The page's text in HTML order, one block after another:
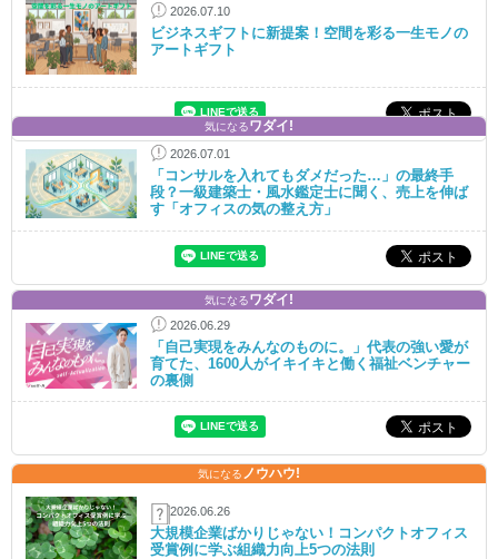
2026.07.10
ビジネスギフトに新提案！空間を彩る一生モノの
アートギフト
気になるワダイ!
2026.07.01
「コンサルを入れてもダメだった…」の最終手
段？一級建築士・風水鑑定士に聞く、売上を伸ば
す「オフィスの気の整え方」
気になるワダイ!
2026.06.29
「自己実現をみんなのものに。」代表の強い愛が
育てた、1600人がイキイキと働く福祉ベンチャー
の裏側
気になる ノウハウ!
2026.06.26
大規模企業ばかりじゃない！コンパクトオフィス
受賞例に学ぶ組織力向上5つの法則